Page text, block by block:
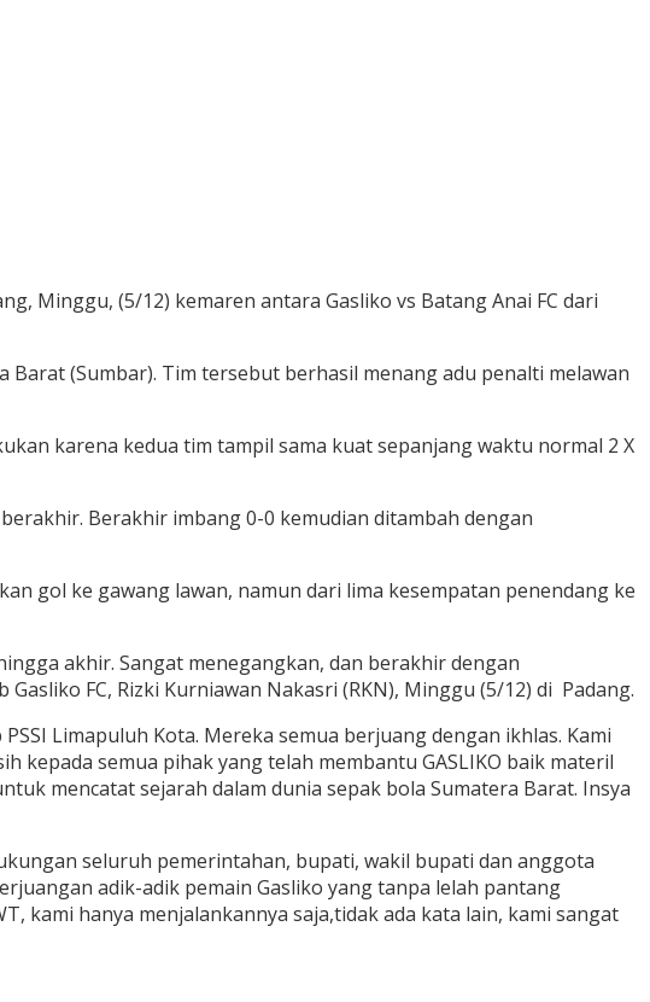
Minggu, (5/12) kemaren antara Gasliko vs Batang Anai FC dari
(Sumbar). Tim tersebut berhasil menang adu penalti melawan
karena kedua tim tampil sama kuat sepanjang waktu normal 2 X
Berakhir imbang 0-0 kemudian ditambah dengan
gol ke gawang lawan, namun dari lima kesempatan penendang ke
akhir. Sangat menegangkan, dan berakhir dengan
FC, Rizki Kurniawan Nakasri (RKN), Minggu (5/12) di Padang.
Limapuluh Kota. Mereka semua berjuang dengan ikhlas. Kami
kepada semua pihak yang telah membantu GASLIKO baik materil
mencatat sejarah dalam dunia sepak bola Sumatera Barat. Insya
seluruh pemerintahan, bupati, wakil bupati dan anggota
adik-adik pemain Gasliko yang tanpa lelah pantang
kami hanya menjalankannya saja,tidak ada kata lain, kami sangat